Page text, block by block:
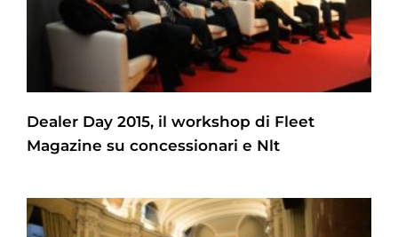
Dealer Day 2015, il workshop di Fleet
Magazine su concessionari e Nlt